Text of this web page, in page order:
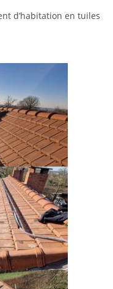
d’habitation en tuiles